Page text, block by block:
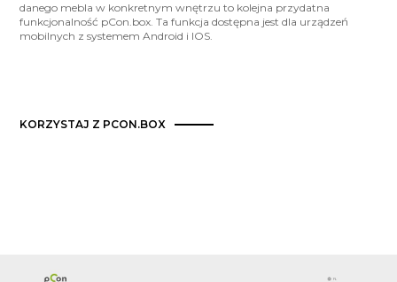
danego mebla w konkretnym wnętrzu to kolejna przydatna
funkcjonalność pCon.box. Ta funkcja dostępna jest dla urządzeń
mobilnych z systemem Android i IOS.
KORZYSTAJ Z PCON.BOX